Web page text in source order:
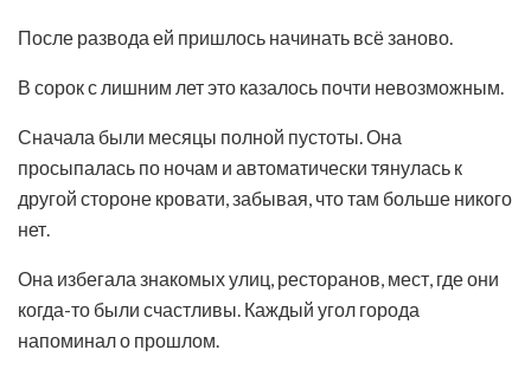
После развода ей пришлось начинать всё заново.
В сорок с лишним лет это казалось почти невозможным.
Сначала были месяцы полной пустоты. Она
просыпалась по ночам и автоматически тянулась к
другой стороне кровати, забывая, что там больше никого
нет.
Она избегала знакомых улиц, ресторанов, мест, где они
когда-то были счастливы. Каждый угол города
напоминал о прошлом.